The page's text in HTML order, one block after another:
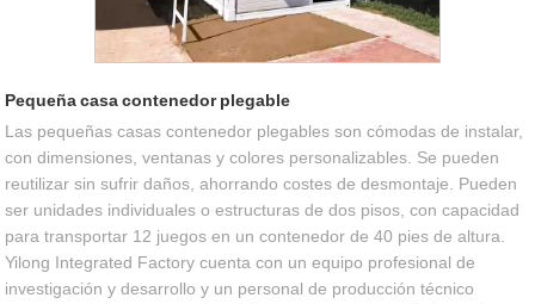
Pequeña casa contenedor plegable
Las pequeñas casas contenedor plegables son cómodas de instalar,
con dimensiones, ventanas y colores personalizables. Se pueden
reutilizar sin sufrir daños, ahorrando costes de desmontaje. Pueden
ser unidades individuales o estructuras de dos pisos, con capacidad
para transportar 12 juegos en un contenedor de 40 pies de altura.
Yilong Integrated Factory cuenta con un equipo profesional de
investigación y desarrollo y un personal de producción técnico